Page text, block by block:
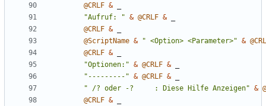
@CRLF &
"Aufruf: " & @CRLF &
@CRLF &
@ScriptName & " <Option> <Parameter>" &
@CRLF &
"Optionen:" & @CRLF &
"---------" & @CRLF &
" /? oder -?     : Diese Hilfe Anzeigen" &
@CRLF &